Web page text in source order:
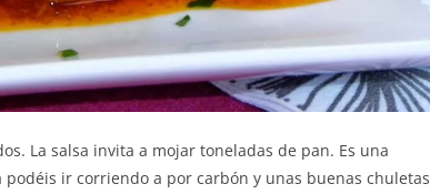
La salsa invita a mojar toneladas de pan. Es una
ir corriendo a por carbón y unas buenas chuletas